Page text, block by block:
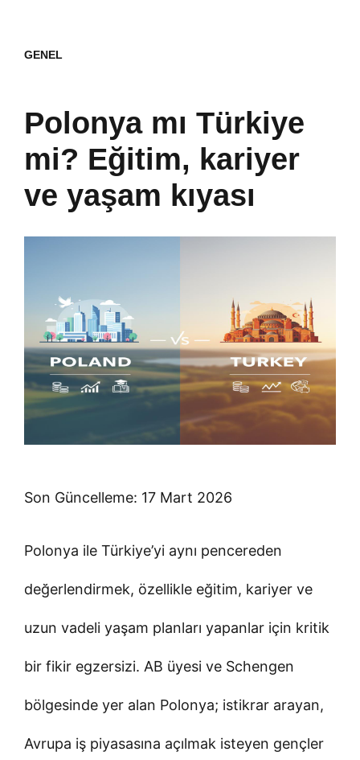
GENEL
Polonya mı Türkiye
mi? Eğitim, kariyer
ve yaşam kıyası
Son Güncelleme: 17 Mart 2026
Polonya ile Türkiye’yi aynı pencereden
değerlendirmek, özellikle eğitim, kariyer ve
uzun vadeli yaşam planları yapanlar için kritik
bir fikir egzersizi. AB üyesi ve Schengen
bölgesinde yer alan Polonya; istikrar arayan,
Avrupa iş piyasasına açılmak isteyen gençler